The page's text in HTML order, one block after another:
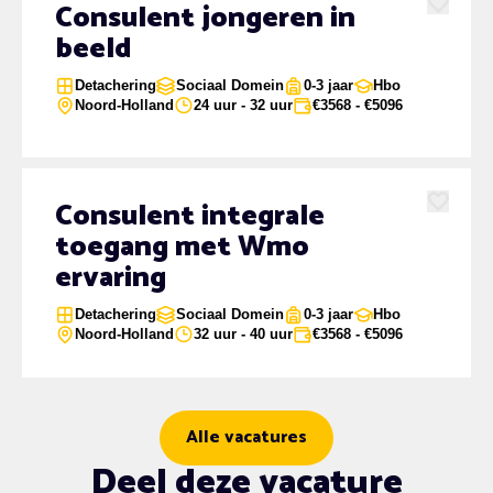
Consulent jongeren in
beeld
Detachering Sociaal Domein 0-3 jaar
Hbo
Noord-Holland
24 uur - 32 uur €3568 - €5096
Consulent integrale
toegang met Wmo
ervaring
Detachering Sociaal Domein 0-3 jaar
Hbo
Noord-Holland
32 uur - 40 uur €3568 - €5096
Alle vacatures